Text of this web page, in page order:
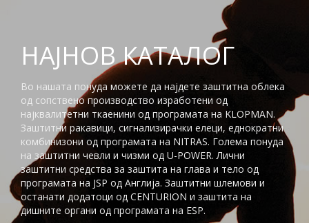
НАЈНОВ КАТАЛОГ
Во нашата понуда можете да најдете заштитна облека
од сопствено производство изработени од
најквалитетни ткаенини од програмата на KLOPMAN.
Заштитни ракавици, сигнализирачки елеци, еднократни
комбинизони од програмата на NITRAS. Голема понуда
на заштитни чевли и чизми од U-POWER. Лични
заштитни средства за заштита на глaва и тело од
програмата на JSP од Англија. Заштитни шлемови и
останати додатоци од CENTURION и заштита на
дишните органи од програмата на ESP.